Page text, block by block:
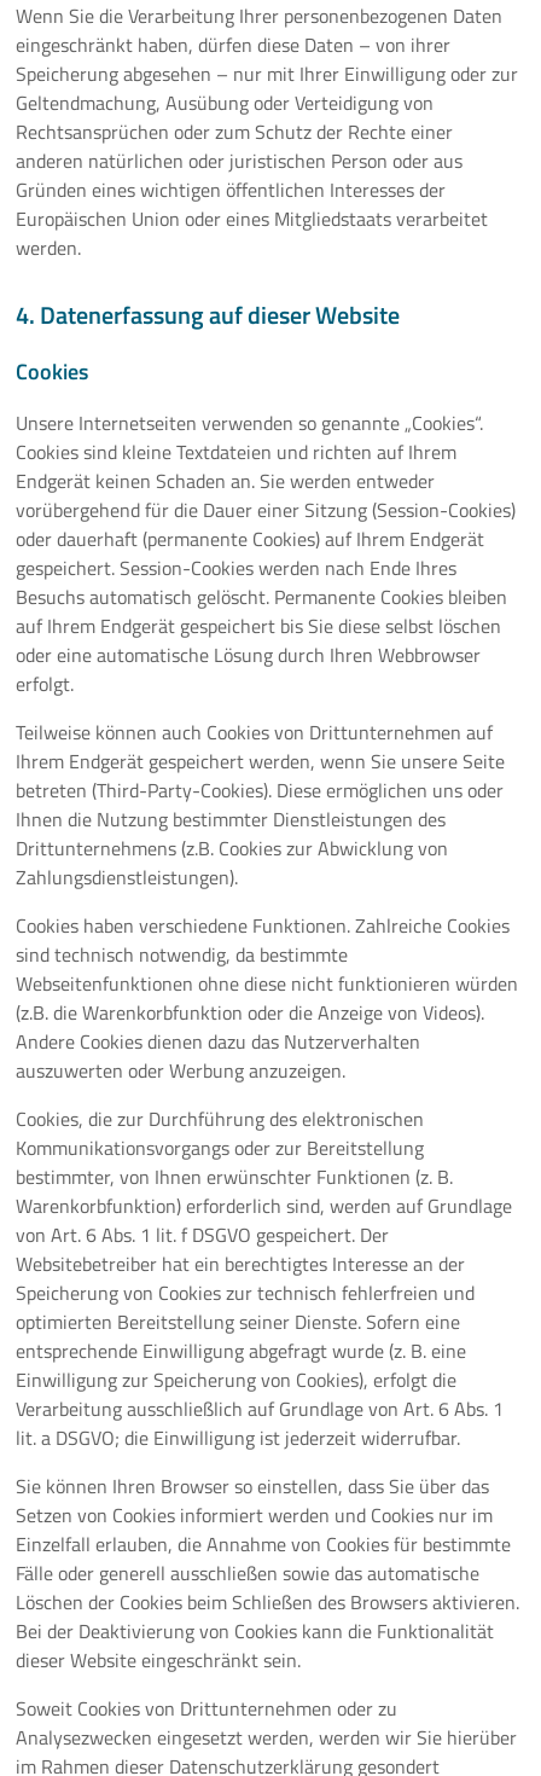
Wenn Sie die Verarbeitung Ihrer personenbezogenen Daten
eingeschränkt haben, dürfen diese Daten – von ihrer
Speicherung abgesehen – nur mit Ihrer Einwilligung oder zur
Geltendmachung, Ausübung oder Verteidigung von
Rechtsansprüchen oder zum Schutz der Rechte einer
anderen natürlichen oder juristischen Person oder aus
Gründen eines wichtigen öffentlichen Interesses der
Europäischen Union oder eines Mitgliedstaats verarbeitet
werden.
4. Datenerfassung auf dieser Website
Cookies
Unsere Internetseiten verwenden so genannte „Cookies“.
Cookies sind kleine Textdateien und richten auf Ihrem
Endgerät keinen Schaden an. Sie werden entweder
vorübergehend für die Dauer einer Sitzung (Session-Cookies)
oder dauerhaft (permanente Cookies) auf Ihrem Endgerät
gespeichert. Session-Cookies werden nach Ende Ihres
Besuchs automatisch gelöscht. Permanente Cookies bleiben
auf Ihrem Endgerät gespeichert bis Sie diese selbst löschen
oder eine automatische Lösung durch Ihren Webbrowser
erfolgt.
Teilweise können auch Cookies von Drittunternehmen auf
Ihrem Endgerät gespeichert werden, wenn Sie unsere Seite
betreten (Third-Party-Cookies). Diese ermöglichen uns oder
Ihnen die Nutzung bestimmter Dienstleistungen des
Drittunternehmens (z.B. Cookies zur Abwicklung von
Zahlungsdienstleistungen).
Cookies haben verschiedene Funktionen. Zahlreiche Cookies
sind technisch notwendig, da bestimmte
Webseitenfunktionen ohne diese nicht funktionieren würden
(z.B. die Warenkorbfunktion oder die Anzeige von Videos).
Andere Cookies dienen dazu das Nutzerverhalten
auszuwerten oder Werbung anzuzeigen.
Cookies, die zur Durchführung des elektronischen
Kommunikationsvorgangs oder zur Bereitstellung
bestimmter, von Ihnen erwünschter Funktionen (z. B.
Warenkorbfunktion) erforderlich sind, werden auf Grundlage
von Art. 6 Abs. 1 lit. f DSGVO gespeichert. Der
Websitebetreiber hat ein berechtigtes Interesse an der
Speicherung von Cookies zur technisch fehlerfreien und
optimierten Bereitstellung seiner Dienste. Sofern eine
entsprechende Einwilligung abgefragt wurde (z. B. eine
Einwilligung zur Speicherung von Cookies), erfolgt die
Verarbeitung ausschließlich auf Grundlage von Art. 6 Abs. 1
lit. a DSGVO; die Einwilligung ist jederzeit widerrufbar.
Sie können Ihren Browser so einstellen, dass Sie über das
Setzen von Cookies informiert werden und Cookies nur im
Einzelfall erlauben, die Annahme von Cookies für bestimmte
Fälle oder generell ausschließen sowie das automatische
Löschen der Cookies beim Schließen des Browsers aktivieren.
Bei der Deaktivierung von Cookies kann die Funktionalität
dieser Website eingeschränkt sein.
Soweit Cookies von Drittunternehmen oder zu
Analysezwecken eingesetzt werden, werden wir Sie hierüber
im Rahmen dieser Datenschutzerklärung gesondert